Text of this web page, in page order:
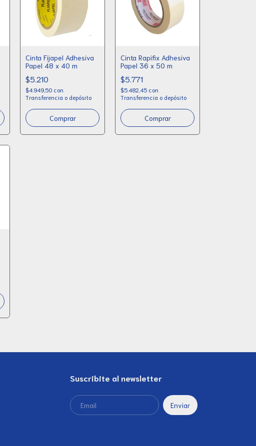
Cinta Fijapel Adhesiva
Papel 48 x 40 m
$5.210
$4.949,50 con
Transferencia o depósito
Cinta Rapifix Adhesiva
Papel 36 x 50 m
$5.771
$5.482,45 con
Transferencia o depósito
Suscribite al newsletter